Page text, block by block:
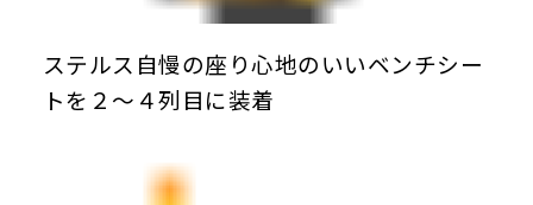
ステルス自慢の座り心地のいいベンチシー
トを２～４列目に装着